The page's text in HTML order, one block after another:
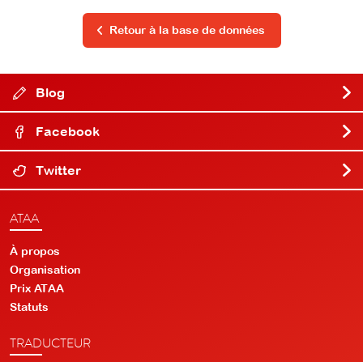
Retour à la base de données
Blog
Facebook
Twitter
ATAA
À propos
Organisation
Prix ATAA
Statuts
TRADUCTEUR